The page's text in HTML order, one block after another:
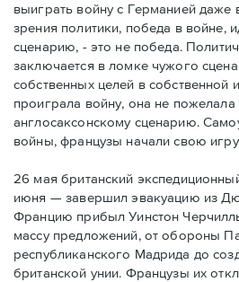
выиграть войну с Германией даже
зрения политики, победа в войне,
сценарию, - это не победа.
заключается в ломке чужого
собственных целей в собственной
проиграла войну, она не пожелала
англосаксонскому сценарию.
войны, французы начали свою
26 мая британский
июня — завершил эвакуацию из
Францию прибыл Уинстон
массу предложений, от обороны
республиканского Мадрида до
британской унии. Французы их